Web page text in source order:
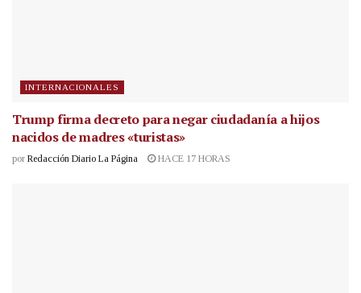
INTERNACIONALES
Trump firma decreto para negar ciudadanía a hijos
nacidos de madres «turistas»
por Redacción Diario La Página HACE 17 HORAS